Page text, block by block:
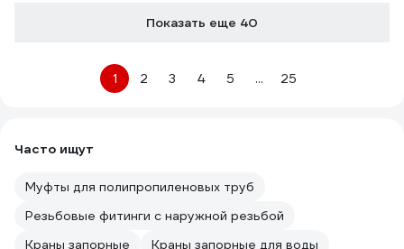
Показать еще 40
1 2 3 4 5 ... 25
Часто ищут
Муфты для полипропиленовых труб
Резьбовые фитинги с наружной резьбой
Краны запорные
Краны запорные для воды